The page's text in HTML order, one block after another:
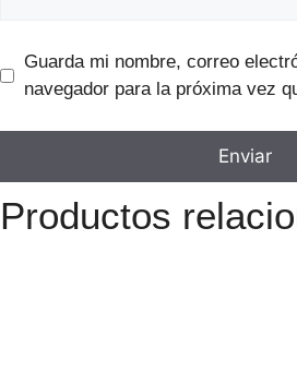
Guarda mi nombre, correo
navegador para la próxima vez
Productos